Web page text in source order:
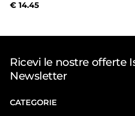
€14.45
Ricevi le nostre offerte
Newsletter
CATEGORIE